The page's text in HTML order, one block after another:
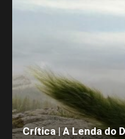
Crítica | A Lenda do